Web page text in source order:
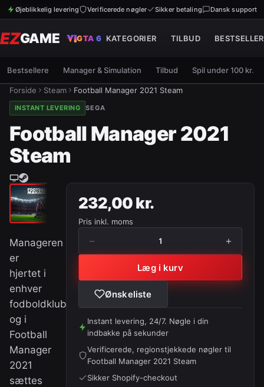
Øjeblikkelig levering Verificerede nøgler Sikker betaling Dansk support
EZGAME GTA 6 KATEGORIER TILBUD
Bestsellere Manager & Simulation Tilbud Spil under 100 kr.
Forside Steam Football Manager 2021 Steam
INSTANT LEVERING SEGA
Football Manager 2021
Steam
Manageren
er
hjertet i
enhver
fodboldklub,
og i
Football
Manager
2021
sættes
232,00 kr.
Pris inkl. moms
− 1 +
Læg i kurv
Ønskeliste
Instant levering, 24/7. Nøgle i din
indbakke på sekunder
Verificerede, regionstjekkede nøgler til
Football Manager 2021 Steam
Sikker Shopify-checkout